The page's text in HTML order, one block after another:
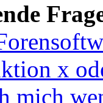
x
mich